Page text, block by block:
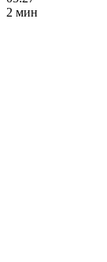
2 мин